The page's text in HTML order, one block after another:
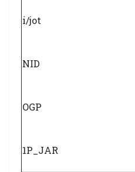
i/jot
NID
OGP
1P_JAR